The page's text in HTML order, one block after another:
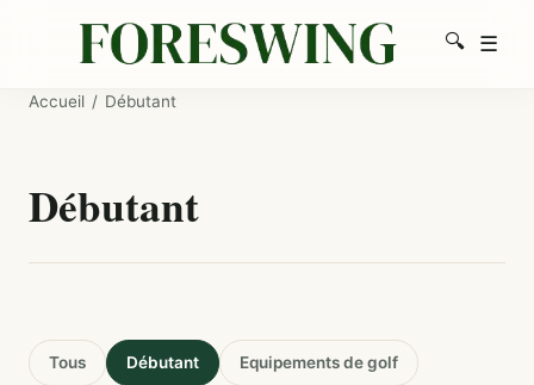
🔍
☰
Accueil / Débutant
Débutant
Tous Débutant Equipements de golf